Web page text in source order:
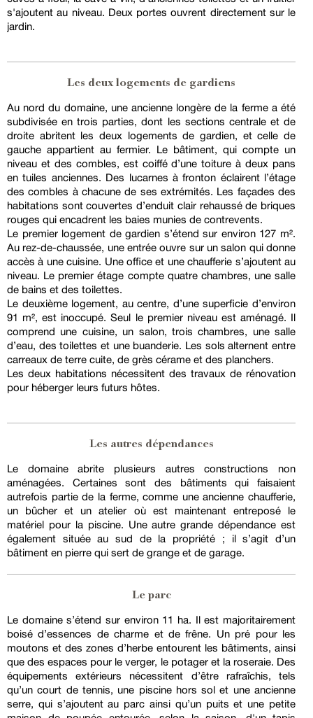
s'ajoutent au niveau. Deux portes ouvrent directement sur le
jardin.
Les deux logements de gardiens
Au nord du domaine, une ancienne longère de la ferme a été
subdivisée en trois parties, dont les sections centrale et de
droite abritent les deux logements de gardien, et celle de
gauche appartient au fermier. Le bâtiment, qui compte un
niveau et des combles, est coiffé d’une toiture à deux pans
en tuiles anciennes. Des lucarnes à fronton éclairent l’étage
des combles à chacune de ses extrémités. Les façades des
habitations sont couvertes d’enduit clair rehaussé de briques
rouges qui encadrent les baies munies de contrevents.
Le premier logement de gardien s’étend sur environ 127 m².
Au rez-de-chaussée, une entrée ouvre sur un salon qui donne
accès à une cuisine. Une office et une chaufferie s’ajoutent au
niveau. Le premier étage compte quatre chambres, une salle
de bains et des toilettes.
Le deuxième logement, au centre, d’une superficie d’environ
91 m², est inoccupé. Seul le premier niveau est aménagé. Il
comprend une cuisine, un salon, trois chambres, une salle
d’eau, des toilettes et une buanderie. Les sols alternent entre
carreaux de terre cuite, de grès cérame et des planchers.
Les deux habitations nécessitent des travaux de rénovation
pour héberger leurs futurs hôtes.
Les autres dépendances
Le domaine abrite plusieurs autres constructions non
aménagées. Certaines sont des bâtiments qui faisaient
autrefois partie de la ferme, comme une ancienne chaufferie,
un bûcher et un atelier où est maintenant entreposé le
matériel pour la piscine. Une autre grande dépendance est
également située au sud de la propriété ; il s’agit d’un
bâtiment en pierre qui sert de grange et de garage.
Le parc
Le domaine s’étend sur environ 11 ha. Il est majoritairement
boisé d’essences de charme et de frêne. Un pré pour les
moutons et des zones d’herbe entourent les bâtiments, ainsi
que des espaces pour le verger, le potager et la roseraie. Des
équipements extérieurs nécessitent d’être rafraîchis, tels
qu’un court de tennis, une piscine hors sol et une ancienne
serre, qui s’ajoutent au parc ainsi qu’un puits et une petite